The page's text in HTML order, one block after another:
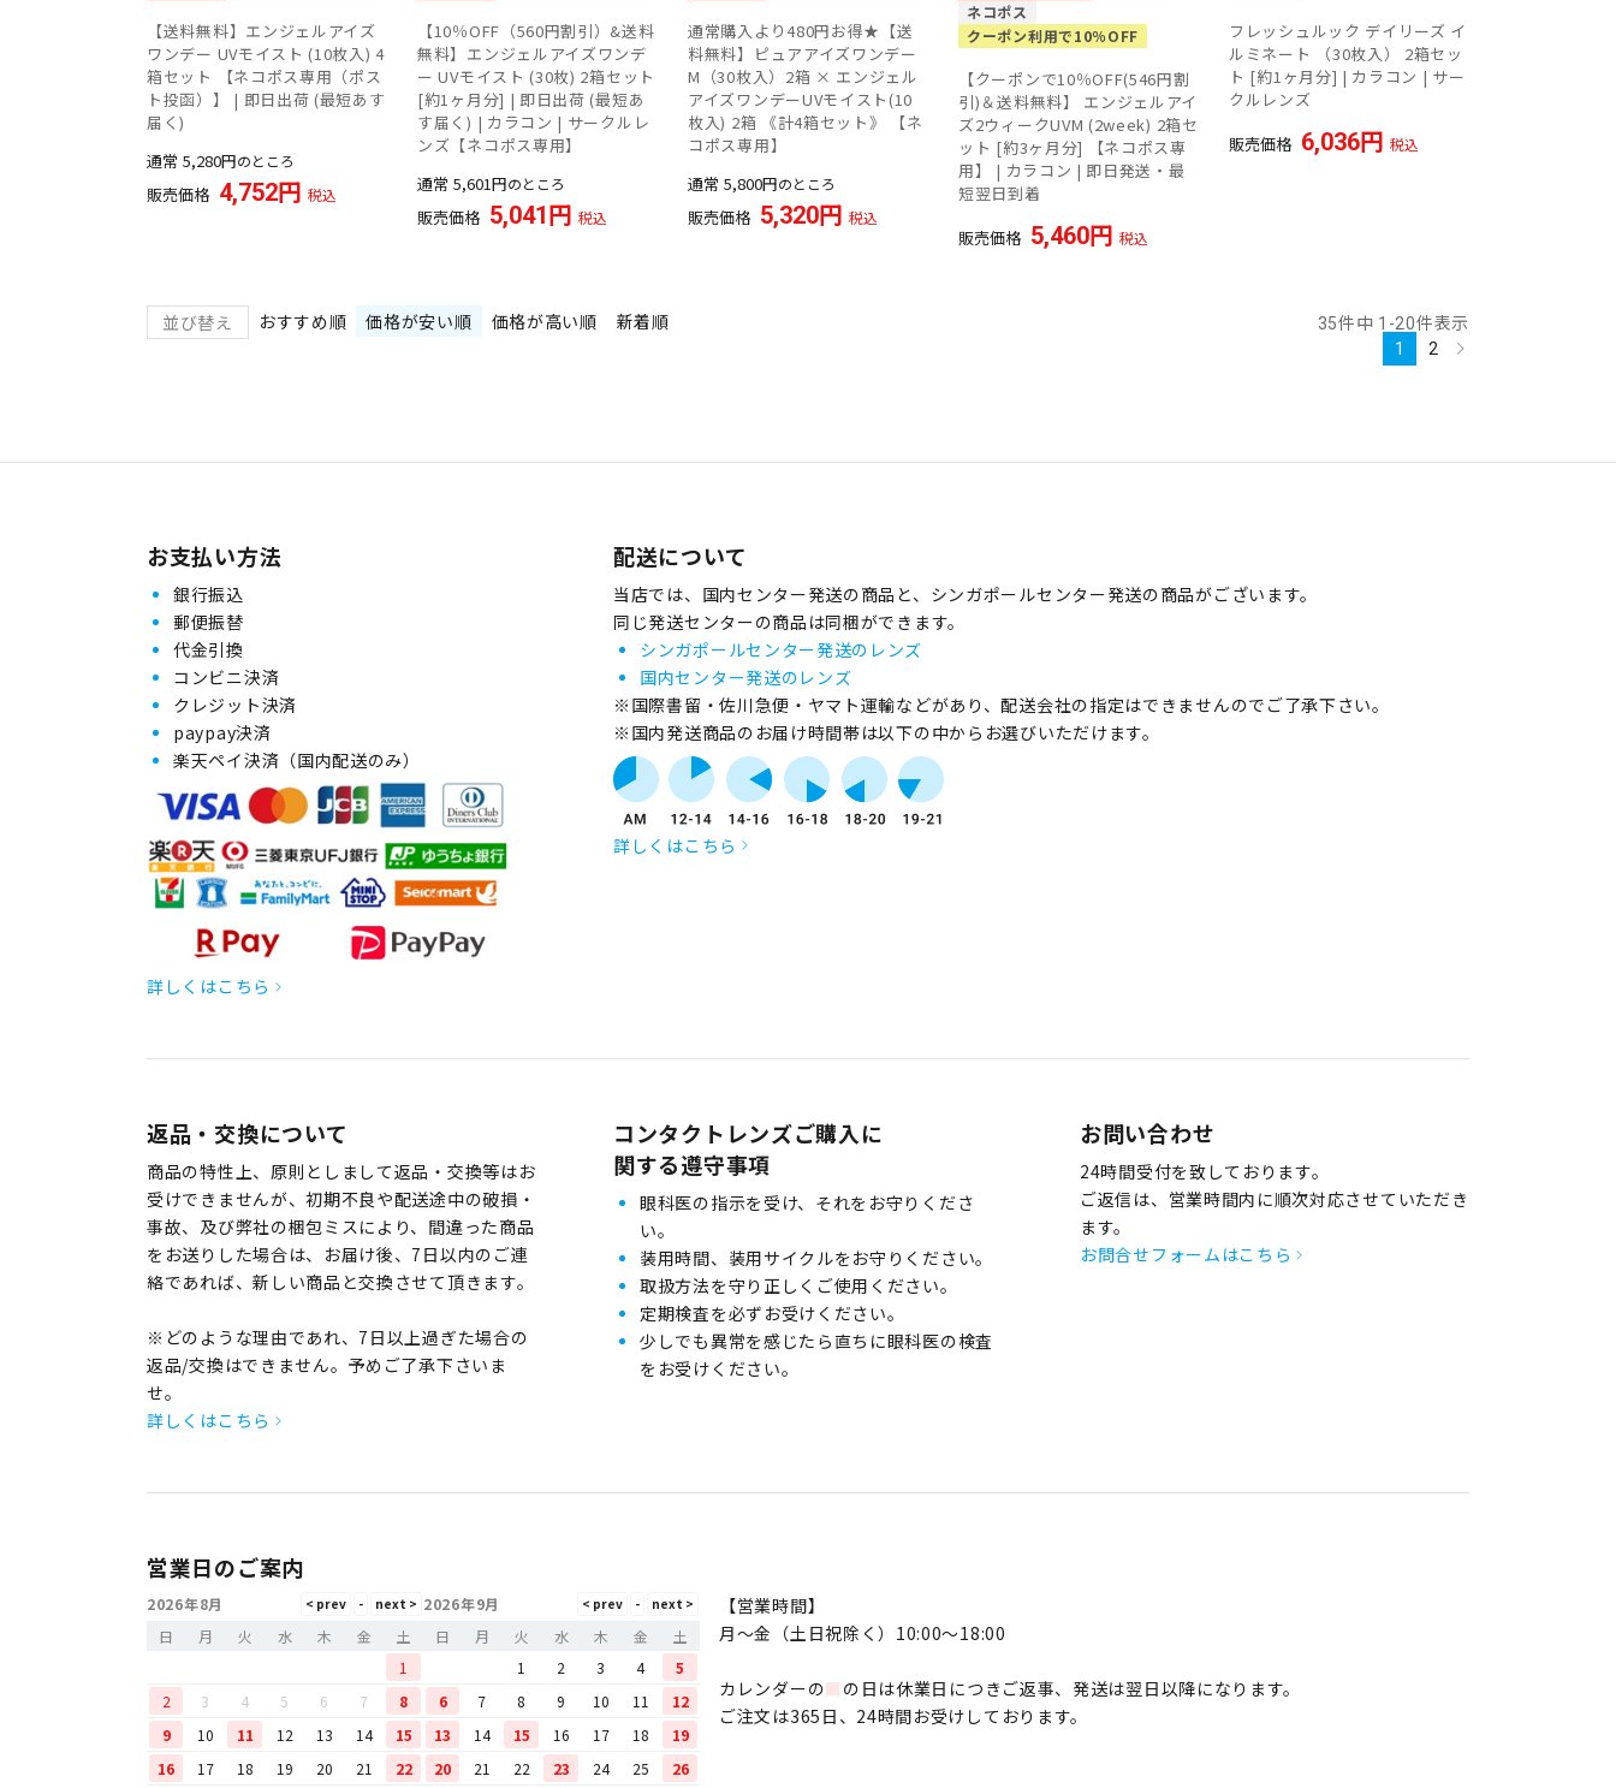
【送料無料】エンジェルアイズ
ワンデー UVモイスト (10枚入) 4
箱セット 【ネコポス専用（ポス
ト投函）】 | 即日出荷 (最短あす
届く)
通常 5,280 のところ
販売価格 4,752 税込
【10％OFF（560円割引）&送料
無料】エンジェルアイズワンデ
ー UVモイスト (30枚) 2箱セット
[約1ヶ月分] | 即日出荷 (最短あ
す届く) | カラコン | サークルレ
ンズ【ネコポス専用】
通常 5,601 のところ
販売価格 5,041 税込
通常購入より480円お得★【送
料無料】ピュアアイズワンデー
M（30枚入）2箱 × エンジェル
アイズワンデーUVモイスト(10
枚入) 2箱 《計4箱セット》 【ネ
コポス専用】
通常 5,800 のところ
販売価格 5,320 税込
ネコポス
クーポン利用で10％OFF
【クーポンで10％OFF(546円割
引)＆送料無料】 エンジェルアイ
ズ2ウィークUVM (2week) 2箱セ
ット [約3ヶ月分] 【ネコポス専
用】 | カラコン | 即日発送・最
短翌日到着
販売価格 5,460 税込
フレッシュルック デイリーズ イ
ルミネート （30枚入） 2箱セッ
ト [約1ヶ月分] | カラコン | サー
クルレンズ
販売価格 6,036 税込
並び替え おすすめ順 価格が安い順 価格が高い順 新着順 35件中 1 -20件表示
1
2
お支払い方法
銀行振込
郵便振替
代金引換
コンビニ決済
クレジット決済
paypay決済
楽天ペイ決済（国内配送のみ）
詳しくはこちら
配送について
当店では、国内センター発送の商品と、シンガポールセンター発送の商品がございます。
同じ発送センターの商品は同梱ができます。
シンガポールセンター発送のレンズ
国内センター発送のレンズ
※国際書留・佐川急便・ヤマト運輸などがあり、配送会社の指定はできませんのでご了承下さい。
※国内発送商品のお届け時間帯は以下の中からお選びいただけます。
詳しくはこちら
返品・交換について
商品の特性上、原則としまして返品・交換等はお
受けできませんが、初期不良や配送途中の破損・
事故、及び弊社の梱包ミスにより、間違った商品
をお送りした場合は、お届け後、7日以内のご連
絡であれば、新しい商品と交換させて頂きます。
※どのような理由であれ、7日以上過ぎた場合の
返品/交換はできません。予めご了承下さいま
せ。
詳しくはこちら
コンタクトレンズご購入に
関する遵守事項
眼科医の指示を受け、それをお守りくださ
い。
装用時間、装用サイクルをお守りください。
取扱方法を守り正しくご使用ください。
定期検査を必ずお受けください。
少しでも異常を感じたら直ちに眼科医の検査
をお受けください。
お問い合わせ
24時間受付を致しております。
ご返信は、営業時間内に順次対応させていただき
ます。
お問合せフォームはこちら
営業日のご案内
2026年8月
日
月 火 水 木 金
土
1
2
3 4 5 6 7
8
9
10 11 12 13 14
15
16
17 18 19 20 21 22
2026年9月
日
月 火 水 木 金
土
1
2 3 4
5
6
7 8 9 10 11
12
13
14 15 16 17 18
19
20
21 22 23 24 25 26
【営業時間】
月〜金（土日祝除く）10:00～18:00
カレンダーの■ の日は休業日につきご返事、発送は翌日以降になります。
ご注文は365日、24時間お受けしております。